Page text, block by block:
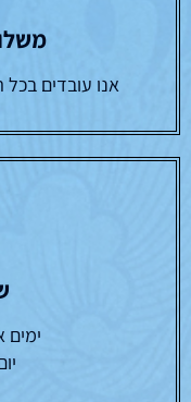
אנו עובדים
ימים א'-ה' :
יום